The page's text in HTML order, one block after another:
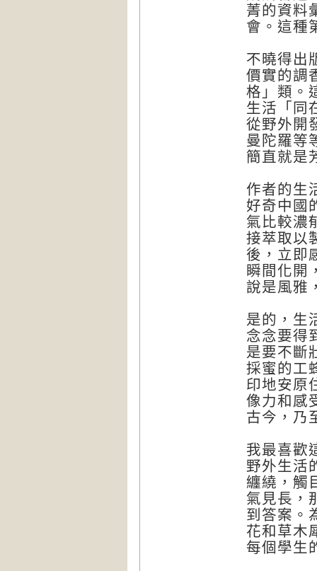
菁的資料
會。這種
不曉得出
價實的調
格」類。
生活「同
從野外開
曼陀羅等
簡直就是
作者的生
好奇中國
氣比較濃
接萃取以
後，立即
瞬間化開
說是風雅
是的，生
念念要得
是要不斷
採蜜的工
印地安原
像力和感
古今，乃
我最喜歡
野外生活
纏繞，觸
氣見長，
到答案。
花和草木
每個學生